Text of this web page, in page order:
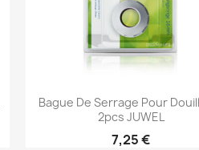
Aperçu rapide
Bague De Serrage Pour
2pcs JUWEL
7,25 €